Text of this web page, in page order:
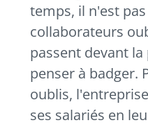
temps, il n'est
collaborateurs
passent devant
penser à badger.
oublis,
ses salariés en